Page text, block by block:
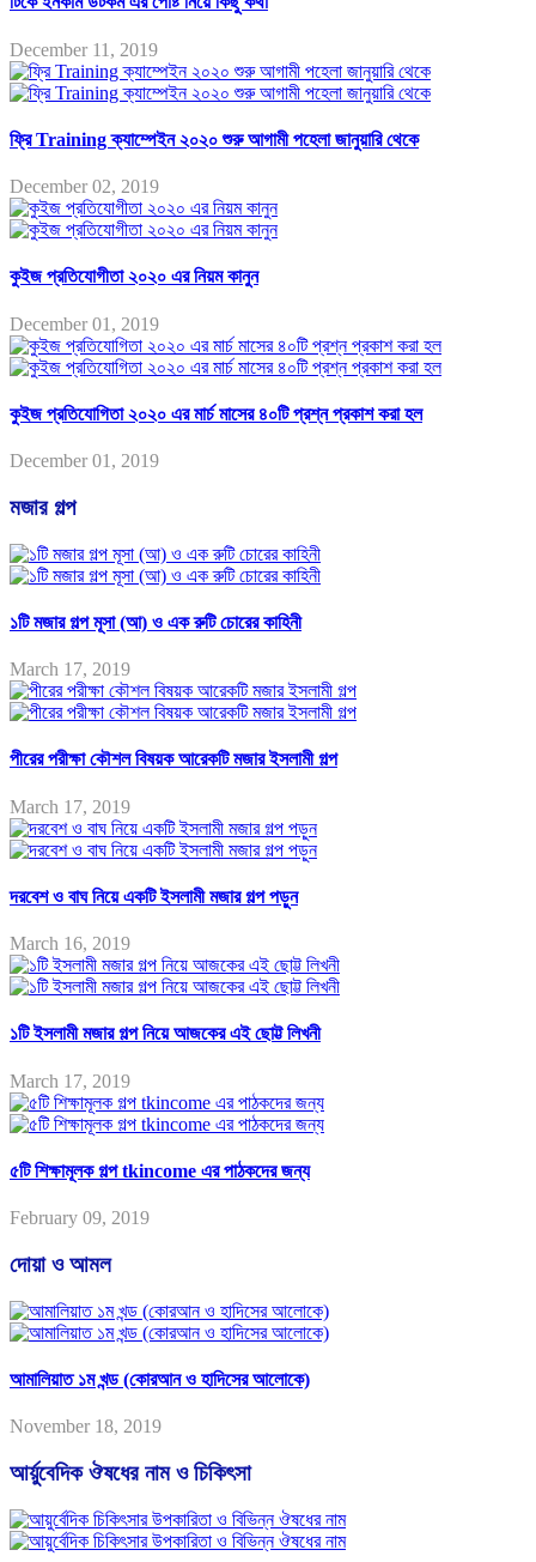
December 11, 2019
ফ্রি Training ক্যাম্পেইন ২০২০ শুরু আগামী পহেলা জানুয়ারি থেকে
December 02, 2019
কুইজ প্রতিযোগীতা ২০২০ এর নিয়ম কানুন
December 01, 2019
কুইজ প্রতিযোগিতা ২০২০ এর মার্চ মাসের ৪০টি প্রশ্ন প্রকাশ করা হল
December 01, 2019
মজার গল্প
১টি মজার গল্প মূসা (আ) ও এক রুটি চোরের কাহিনী
March 17, 2019
পীরের পরীক্ষা কৌশল বিষয়ক আরেকটি মজার ইসলামী গল্প
March 17, 2019
দরবেশ ও বাঘ নিয়ে একটি ইসলামী মজার গল্প পড়ুন
March 16, 2019
১টি ইসলামী মজার গল্প নিয়ে আজকের এই ছোট্ট লিখনী
March 17, 2019
৫টি শিক্ষামূলক গল্প tkincome এর পাঠকদের জন্য
February 09, 2019
দোয়া ও আমল
আমালিয়াত ১ম খন্ড (কোরআন ও হাদিসের আলোকে)
November 18, 2019
আর্য়ুবেদিক ঔষধের নাম ও চিকিৎসা